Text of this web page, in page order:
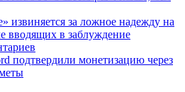
извиняется за ложное надежду на
вводящих в заблуждение
подтвердили монетизацию через